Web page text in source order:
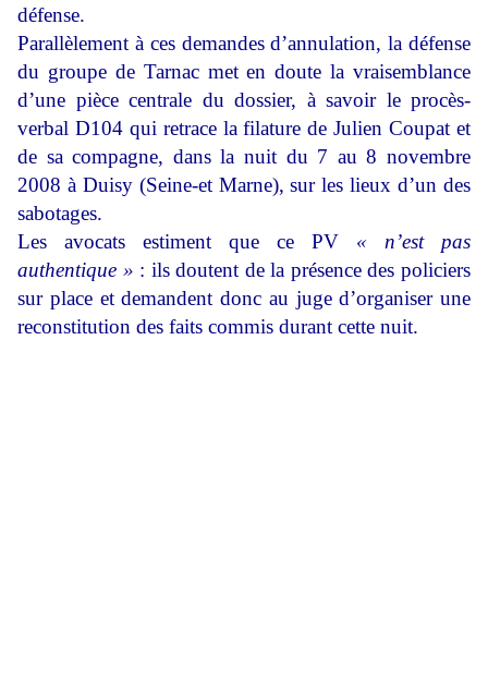
défense.
Parallèlement à ces demandes d’annulation, la défense
du groupe de Tarnac met en doute la vraisemblance
d’une pièce centrale du dossier, à savoir le procès-
verbal D104 qui retrace la filature de Julien Coupat et
de sa compagne, dans la nuit du 7 au 8 novembre
2008 à Duisy (Seine-et Marne), sur les lieux d’un des
sabotages.
Les avocats estiment que ce PV « n’est pas
authentique » : ils doutent de la présence des policiers
sur place et demandent donc au juge d’organiser une
reconstitution des faits commis durant cette nuit.